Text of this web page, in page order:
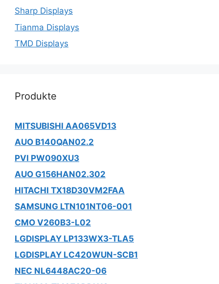
Sharp Displays
Tianma Displays
TMD Displays
Produkte
MITSUBISHI AA065VD13
AUO B140QAN02.2
PVI PW090XU3
AUO G156HAN02.302
HITACHI TX18D30VM2FAA
SAMSUNG LTN101NT06-001
CMO V260B3-L02
LGDISPLAY LP133WX3-TLA5
LGDISPLAY LC420WUN-SCB1
NEC NL6448AC20-06